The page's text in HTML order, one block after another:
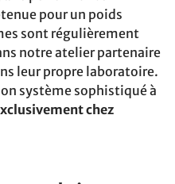
pour un poids
sont régulièrement
notre atelier partenaire
leur propre laboratoire.
système sophistiqué à
chez